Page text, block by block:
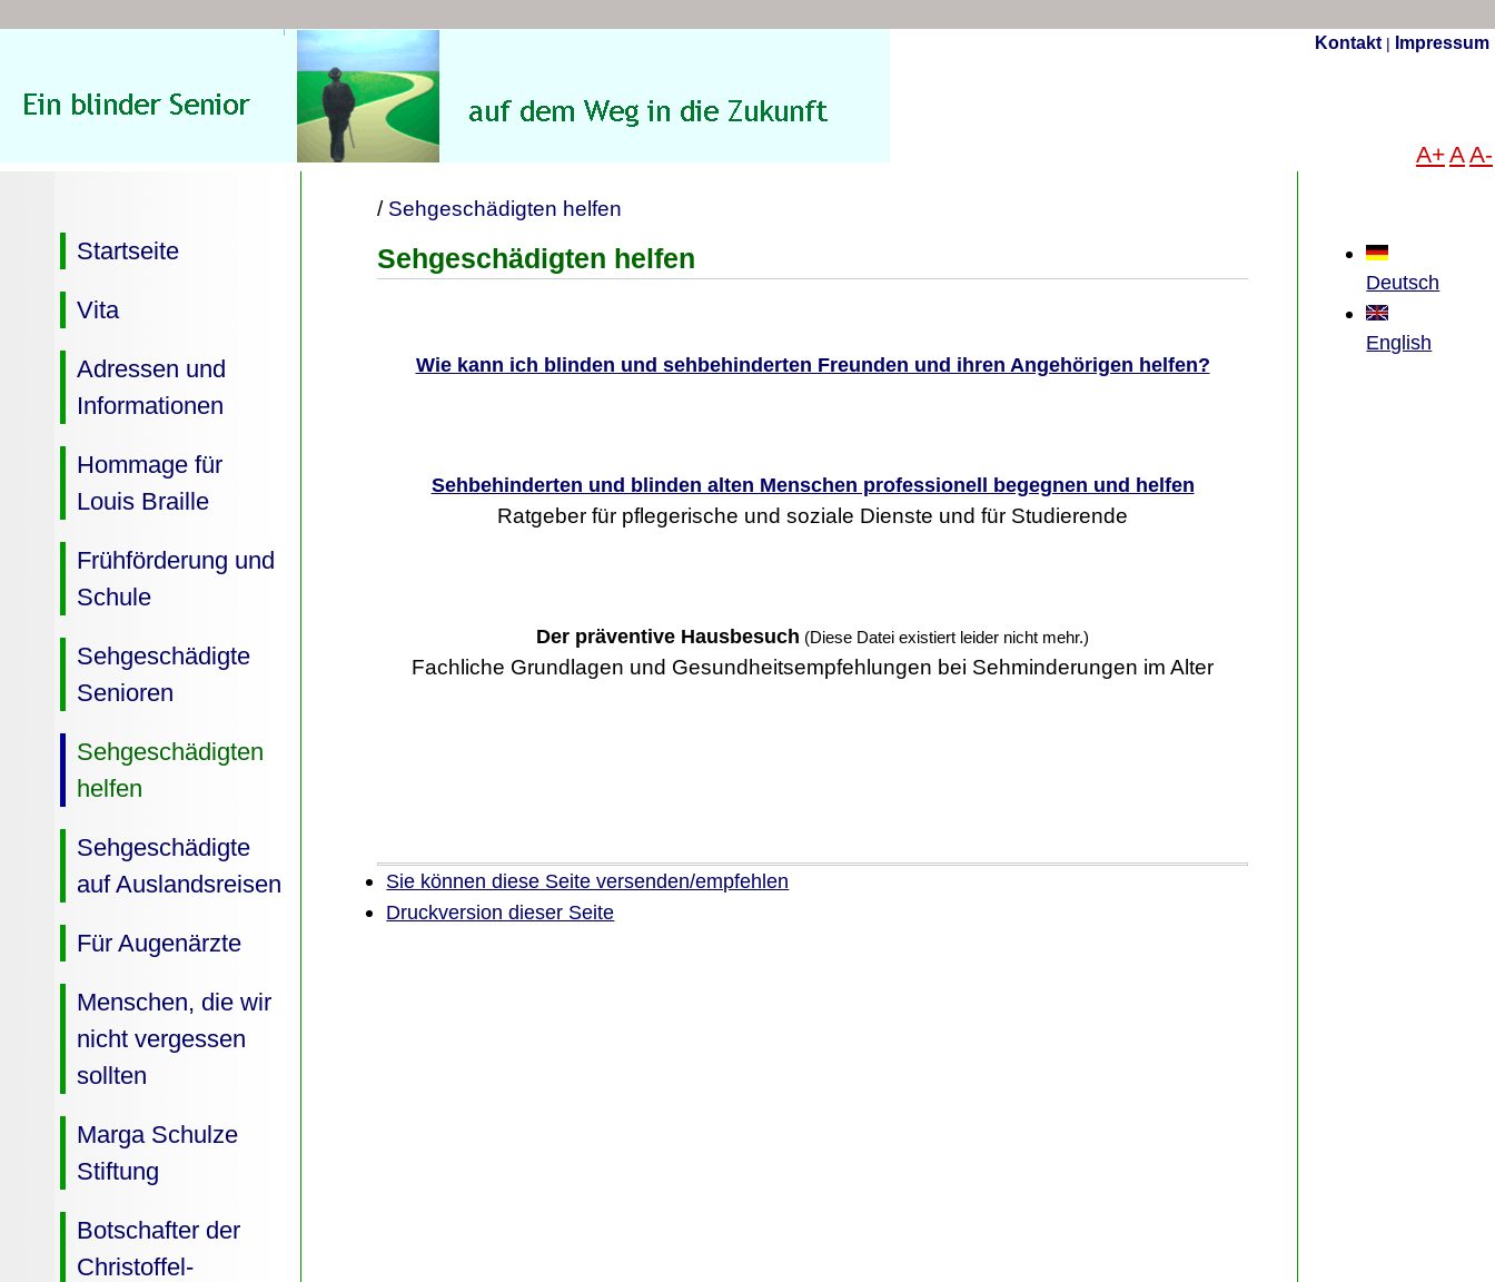
Kontakt | Impressum
A+AA-
Startseite
Vita
Adressen und
Informationen
Hommage für
Louis Braille
Frühförderung und
Schule
Sehgeschädigte
Senioren
Sehgeschädigten
helfen
Sehgeschädigte
auf Auslandsreisen
Für Augenärzte
Menschen, die wir
nicht vergessen
sollten
Marga Schulze
Stiftung
Botschafter der
Christoffel-
Deutsch
English
/ Sehgeschädigten helfen
Sehgeschädigten helfen
Wie kann ich blinden und sehbehinderten Freunden und ihren Angehörigen helfen?
Sehbehinderten und blinden alten Menschen professionell begegnen und helfen
Ratgeber für pflegerische und soziale Dienste und für Studierende
Der präventive Hausbesuch (Diese Datei existiert leider nicht mehr.)
Fachliche Grundlagen und Gesundheitsempfehlungen bei Sehminderungen im Alter
Sie können diese Seite versenden/empfehlen
Druckversion dieser Seite